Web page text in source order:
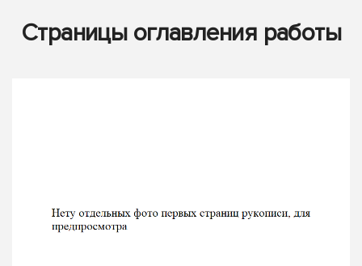
Страницы оглавления работы